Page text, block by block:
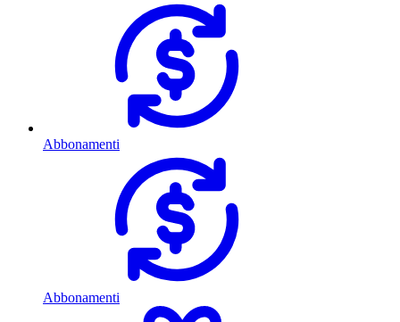
Abbonamenti
Abbonamenti